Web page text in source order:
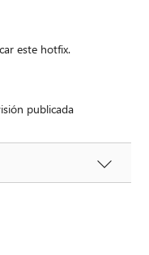
este hotfix.
publicada